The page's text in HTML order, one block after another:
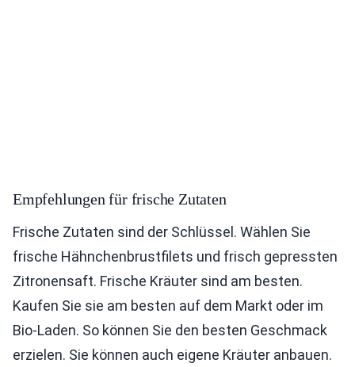
Empfehlungen für frische Zutaten
Frische Zutaten sind der Schlüssel. Wählen Sie
frische Hähnchenbrustfilets und frisch gepressten
Zitronensaft. Frische Kräuter sind am besten.
Kaufen Sie sie am besten auf dem Markt oder im
Bio-Laden. So können Sie den besten Geschmack
erzielen. Sie können auch eigene Kräuter anbauen.